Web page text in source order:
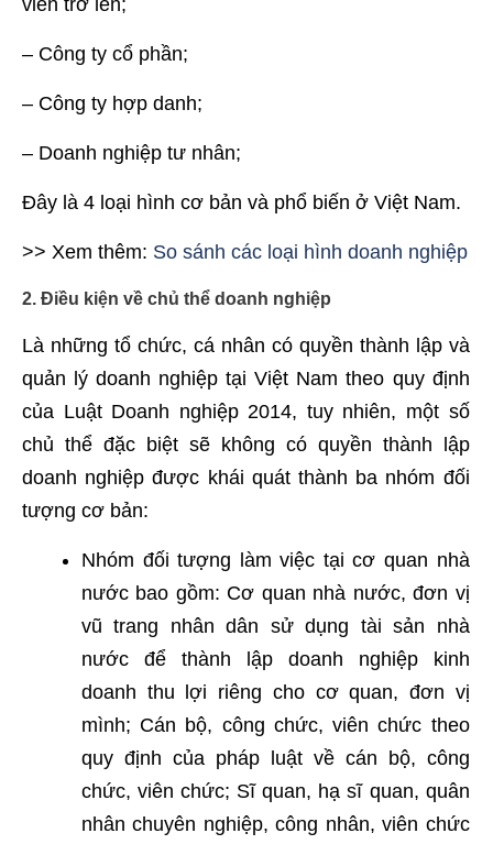
– Công ty cổ phần;
– Công ty hợp danh;
– Doanh nghiệp tư nhân;
Đây là 4 loại hình cơ bản và phổ biến ở Việt Nam.
>> Xem thêm: So sánh các loại hình doanh nghiệp
2. Điều kiện về chủ thể doanh nghiệp
Là những tổ chức, cá nhân có quyền thành lập và
quản lý doanh nghiệp tại Việt Nam theo quy định
của Luật Doanh nghiệp 2014, tuy nhiên, một số
chủ thể đặc biệt sẽ không có quyền thành lập
doanh nghiệp được khái quát thành ba nhóm đối
tượng cơ bản:
Nhóm đối tượng làm việc tại cơ quan nhà
nước bao gồm: Cơ quan nhà nước, đơn vị
vũ trang nhân dân sử dụng tài sản nhà
nước để thành lập doanh nghiệp kinh
doanh thu lợi riêng cho cơ quan, đơn vị
mình; Cán bộ, công chức, viên chức theo
quy định của pháp luật về cán bộ, công
chức, viên chức; Sĩ quan, hạ sĩ quan, quân
nhân chuyên nghiệp, công nhân, viên chức